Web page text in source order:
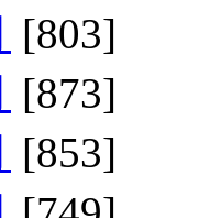
[803]
[873]
[853]